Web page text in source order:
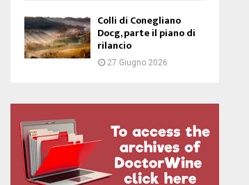
Colli di Conegliano
Docg, parte il piano di
rilancio
27 Giugno 2026